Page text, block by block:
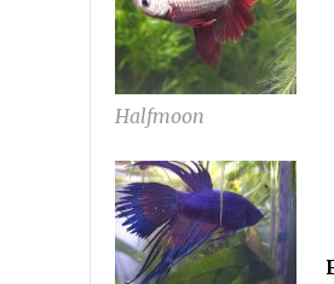
Halfmoon